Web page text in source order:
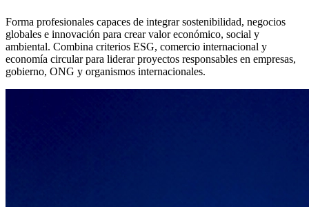
Forma profesionales capaces de integrar sostenibilidad, negocios
globales e innovación para crear valor económico, social y
ambiental. Combina criterios ESG, comercio internacional y
economía circular para liderar proyectos responsables en empresas,
gobierno, ONG y organismos internacionales.